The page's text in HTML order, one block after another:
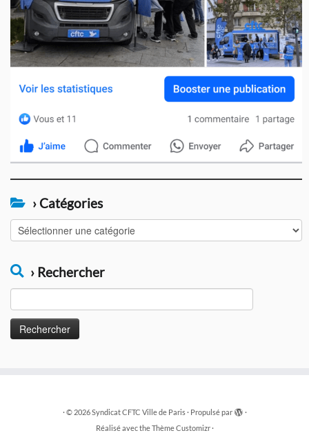
› Catégories
Catégories
› Rechercher
·© 2026Syndicat CFTC Ville de Paris · Propulsé par
·
Réalisé avec theThème Customizr·